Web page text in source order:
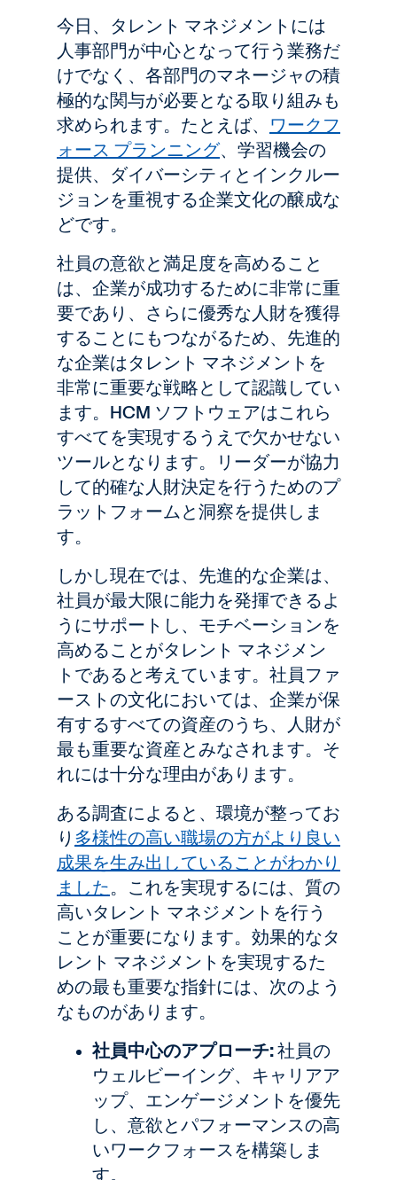
今日、タレント マネジメントには
人事部門が中心となって行う業務だ
けでなく、各部門のマネージャの積
極的な関与が必要となる取り組みも
求められます。たとえば、 ワークフ
ォース プランニング、学習機会の
提供、ダイバーシティとインクルー
ジョンを重視する企業文化の醸成な
どです。
社員の意欲と満足度を高めること
は、企業が成功するために非常に重
要であり、さらに優秀な人財を獲得
することにもつながるため、先進的
な企業はタレント マネジメントを
非常に重要な戦略として認識してい
ます。HCM ソフトウェアはこれら
すべてを実現するうえで欠かせない
ツールとなります。リーダーが協力
して的確な人財決定を行うためのプ
ラットフォームと洞察を提供しま
す。
しかし現在では、先進的な企業は、
社員が最大限に能力を発揮できるよ
うにサポートし、モチベーションを
高めることがタレント マネジメン
トであると考えています。社員ファ
ーストの文化においては、企業が保
有するすべての資産のうち、人財が
最も重要な資産とみなされます。そ
れには十分な理由があります。
ある調査によると、環境が整ってお
り 多様性の高い職場の方がより良い
成果を生み出していることがわかり
ました。これを実現するには、質の
高いタレント マネジメントを行う
ことが重要になります。効果的なタ
レント マネジメントを実現するた
めの最も重要な指針には、次のよう
なものがあります。
社員中心のアプローチ:社員の
ウェルビーイング、キャリアア
ップ、エンゲージメントを優先
し、意欲とパフォーマンスの高
いワークフォースを構築しま
す。